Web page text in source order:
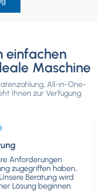
einfachen
Maschine
All-in-One-
Ihnen zur Verfügung.
Anforderungen
zugegriffen haben,
Beratung wird
Lösung beginnen.
Anforderungen
zugegriffen haben,
Beratung wird
Lösung beginnen.